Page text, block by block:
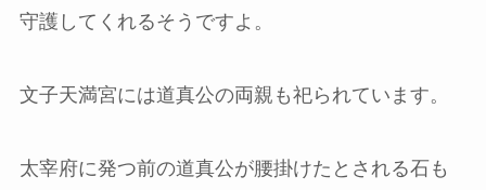
守護してくれるそうですよ。
文子天満宮には道真公の両親も祀られています。
太宰府に発つ前の道真公が腰掛けたとされる石も